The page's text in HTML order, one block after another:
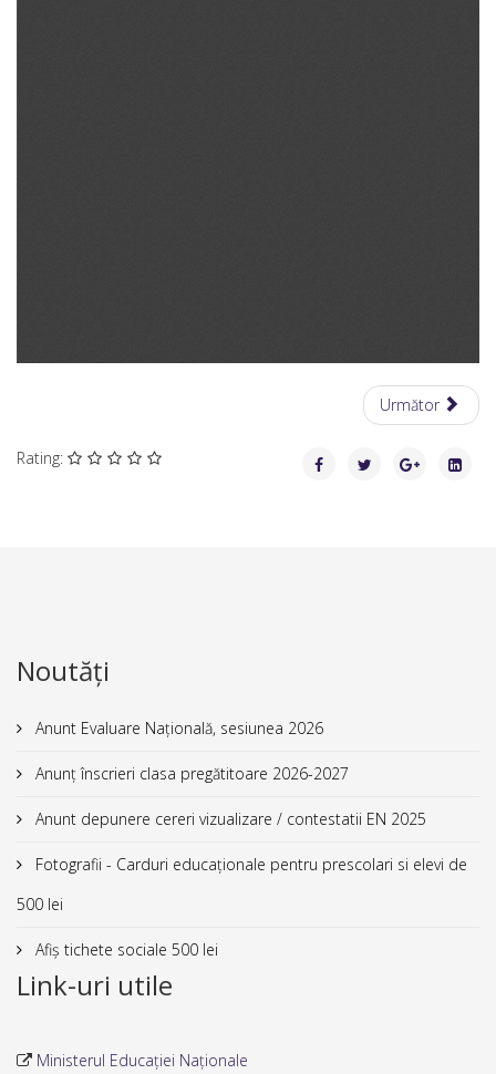
Următor
Rating:
Noutăți
Anunt Evaluare Națională, sesiunea 2026
Anunț înscrieri clasa pregătitoare 2026-2027
Anunt depunere cereri vizualizare / contestatii EN 2025
Fotografii - Carduri educaționale pentru prescolari si elevi de
500 lei
Afiș tichete sociale 500 lei
Link-uri utile
Ministerul Educației Naționale